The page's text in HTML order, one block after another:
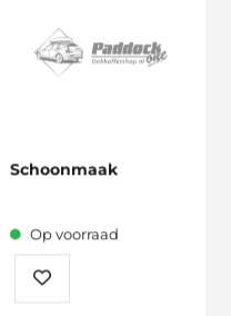
Schoonmaak
Op voorraad